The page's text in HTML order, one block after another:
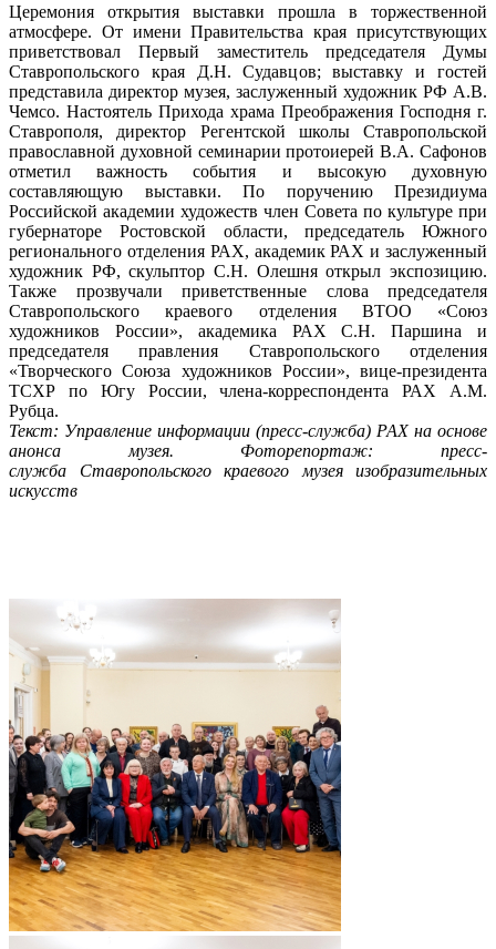
Церемония открытия выставки прошла в торжественной
атмосфере. От имени Правительства края присутствующих
приветствовал Первый заместитель председателя Думы
Ставропольского края Д.Н. Судавцов; выставку и гостей
представила директор музея, заслуженный художник РФ А.В.
Чемсо. Настоятель Прихода храма Преображения Господня г.
Ставрополя, директор Регентской школы Ставропольской
православной духовной семинарии протоиерей В.А. Сафонов
отметил важность события и высокую духовную
составляющую выставки. По поручению Президиума
Российской академии художеств член Совета по культуре при
губернаторе Ростовской области, председатель Южного
регионального отделения РАХ, академик РАХ и заслуженный
художник РФ, скульптор С.Н. Олешня открыл экспозицию.
Также прозвучали приветственные слова председателя
Ставропольского краевого отделения ВТОО «Союз
художников России», академика РАХ С.Н. Паршина и
председателя правления Ставропольского отделения
«Творческого Союза художников России», вице-президента
ТСХР по Югу России, члена-корреспондента РАХ А.М.
Рубца.
Текст: Управление информации (пресс-служба) РАХ на основе
анонса музея. Фоторепортаж: пресс-
служба Ставропольского краевого музея изобразительных
искусств